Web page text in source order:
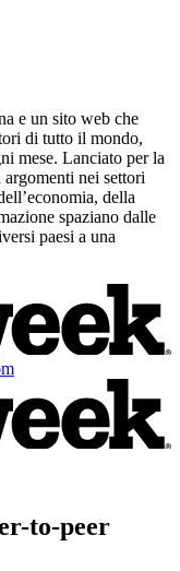
e un sito web che
di tutto il mondo,
mese. Lanciato per la
nei settori
della
spaziano dalle
paesi a una
to-peer